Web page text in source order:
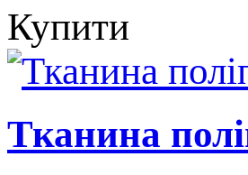
Купити
Тканина